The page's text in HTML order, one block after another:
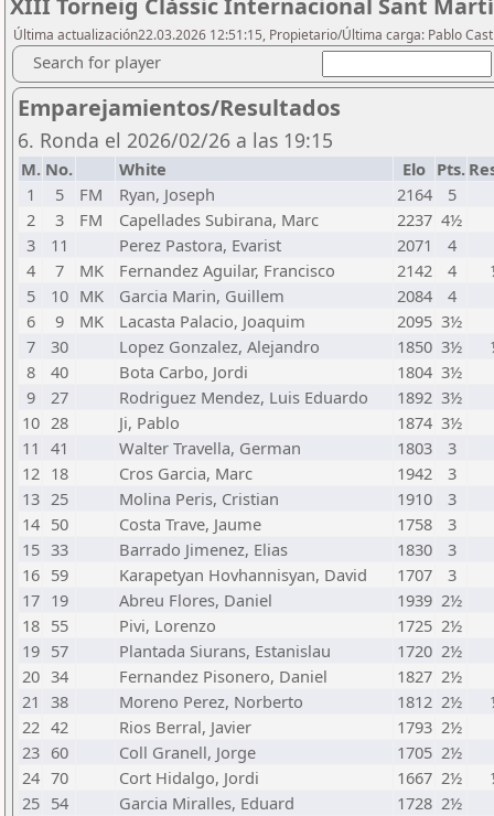
XIII Torneig Clàssic Internacional Sant Martí
Última actualización22.03.2026 12:51:15, Propietario/Última carga: Pablo
Search for player
Emparejamientos/Resultados
6. Ronda el 2026/02/26 a las 19:15
M. No. White Elo Pts.
1
5 FM Ryan, Joseph 2164 5
2
3 FM Capellades Subirana, Marc 2237 4½
3
11 Perez Pastora, Evarist 2071 4
4
7 MK Fernandez Aguilar, Francisco 2142 4
5
10 MK Garcia Marin, Guillem 2084 4
6
9 MK Lacasta Palacio, Joaquim 2095 3½
7
30 Lopez Gonzalez, Alejandro 1850 3½
8
40 Bota Carbo, Jordi 1804 3½
9
27 Rodriguez Mendez, Luis Eduardo 1892 3½
10 28 Ji, Pablo 1874 3½
11 41 Walter Travella, German 1803 3
12 18 Cros Garcia, Marc 1942 3
13 25 Molina Peris, Cristian 1910 3
14 50 Costa Trave, Jaume 1758 3
15 33 Barrado Jimenez, Elias 1830 3
16 59 Karapetyan Hovhannisyan, David 1707 3
17 19 Abreu Flores, Daniel 1939 2½
18 55 Pivi, Lorenzo 1725 2½
19 57 Plantada Siurans, Estanislau 1720 2½
20 34 Fernandez Pisonero, Daniel 1827 2½
21 38 Moreno Perez, Norberto 1812 2½
22 42 Rios Berral, Javier 1793 2½
23 60 Coll Granell, Jorge 1705 2½
24 70 Cort Hidalgo, Jordi 1667 2½
25 54 Garcia Miralles, Eduard 1728 2½